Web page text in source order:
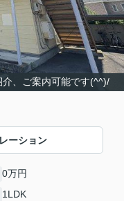
介、ご案内可能です(^^)/
ーション
0万円
1LDK